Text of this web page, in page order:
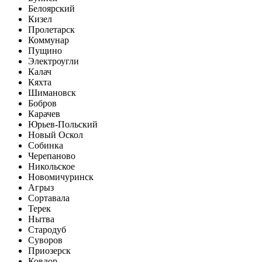
Белоярский
Кизел
Пролетарск
Коммунар
Пущино
Электроугли
Калач
Кяхта
Шимановск
Бобров
Карачев
Юрьев-Польский
Новый Оскол
Собинка
Черепаново
Никольское
Новомичуринск
Агрыз
Сортавала
Терек
Нытва
Стародуб
Суворов
Приозерск